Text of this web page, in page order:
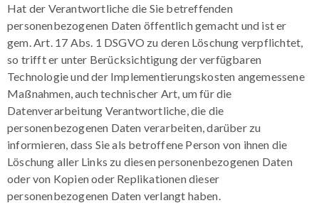
Hat der Verantwortliche die Sie betreffenden
personenbezogenen Daten öffentlich gemacht und ist er
gem. Art. 17 Abs. 1 DSGVO zu deren Löschung verpflichtet,
so trifft er unter Berücksichtigung der verfügbaren
Technologie und der Implementierungskosten angemessene
Maßnahmen, auch technischer Art, um für die
Datenverarbeitung Verantwortliche, die die
personenbezogenen Daten verarbeiten, darüber zu
informieren, dass Sie als betroffene Person von ihnen die
Löschung aller Links zu diesen personenbezogenen Daten
oder von Kopien oder Replikationen dieser
personenbezogenen Daten verlangt haben.